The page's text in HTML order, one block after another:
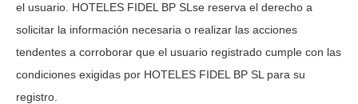
el usuario. HOTELES FIDEL BP SL se reserva el derecho a
solicitar la información necesaria o realizar las acciones
tendentes a corroborar que el usuario registrado cumple con las
condiciones exigidas por HOTELES FIDEL BP SL para su
registro.